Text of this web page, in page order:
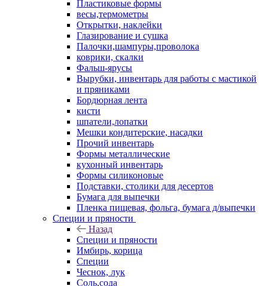
Пластиковые формы
весы,термометры
Открытки, наклейки
Глазирование и сушка
Палочки,шампуры,проволока
коврики, скалки
Фальш-ярусы
Вырубки, инвентарь для работы с мастикой
и пряниками
Бордюрная лента
кисти
шпатели,лопатки
Мешки кондитерские, насадки
Прочий инвентарь
Формы металлические
кухонный инвентарь
Формы силиконовые
Подставки, столики для десертов
Бумага для выпечки
Пленка пищевая, фольга, бумага д/выпечки
Специи и пряности
Назад
Специи и пряности
Имбирь, корица
Специи
Чеснок, лук
Соль,сода